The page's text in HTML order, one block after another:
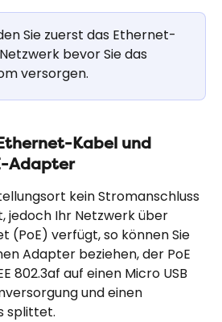
Sie zuerst das Ethernet-
bevor Sie das
versorgen.
Kabel und
Adapter
kein Stromanschluss
jedoch Ihr Netzwerk über
(PoE) verfügt, so können Sie
Adapter beziehen, der PoE
802.3af auf einen Micro USB
und einen
splittet.